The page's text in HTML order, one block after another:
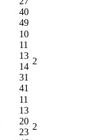
40
49
10
11
13
14
31
41
2
11
13
20
23
2